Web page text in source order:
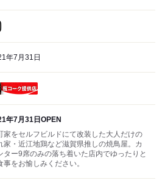
年7月31日
年7月31日OPEN
家をセルフビルドにて改装した大人だけの
家・近江地鶏など滋賀県推しの焼鳥屋。カ
ター9席のみの落ち着いた店内でゆったりと
事をお愉しみください。